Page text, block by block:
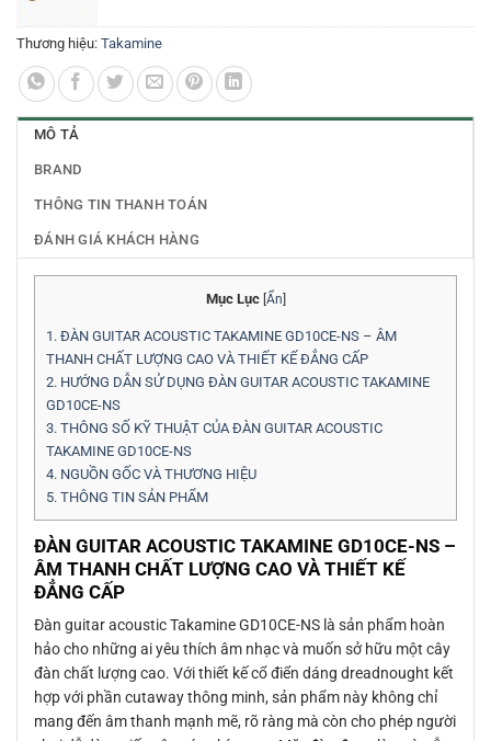
Thương hiệu: Takamine
MÔ TẢ
BRAND
THÔNG TIN THANH TOÁN
ĐÁNH GIÁ KHÁCH HÀNG
Mục Lục [Ẩn]
1. ĐÀN GUITAR ACOUSTIC TAKAMINE GD10CE-NS – ÂM
THANH CHẤT LƯỢNG CAO VÀ THIẾT KẾ ĐẲNG CẤP
2. HƯỚNG DẪN SỬ DỤNG ĐÀN GUITAR ACOUSTIC TAKAMINE
GD10CE-NS
3. THÔNG SỐ KỸ THUẬT CỦA ĐÀN GUITAR ACOUSTIC
TAKAMINE GD10CE-NS
4. NGUỒN GỐC VÀ THƯƠNG HIỆU
5. THÔNG TIN SẢN PHẨM
ĐÀN GUITAR ACOUSTIC TAKAMINE GD10CE-NS –
ÂM THANH CHẤT LƯỢNG CAO VÀ THIẾT KẾ
ĐẲNG CẤP
Đàn guitar acoustic Takamine GD10CE-NS là sản phẩm hoàn
hảo cho những ai yêu thích âm nhạc và muốn sở hữu một cây
đàn chất lượng cao. Với thiết kế cổ điển dáng dreadnought kết
hợp với phần cutaway thông minh, sản phẩm này không chỉ
mang đến âm thanh mạnh mẽ, rõ ràng mà còn cho phép người